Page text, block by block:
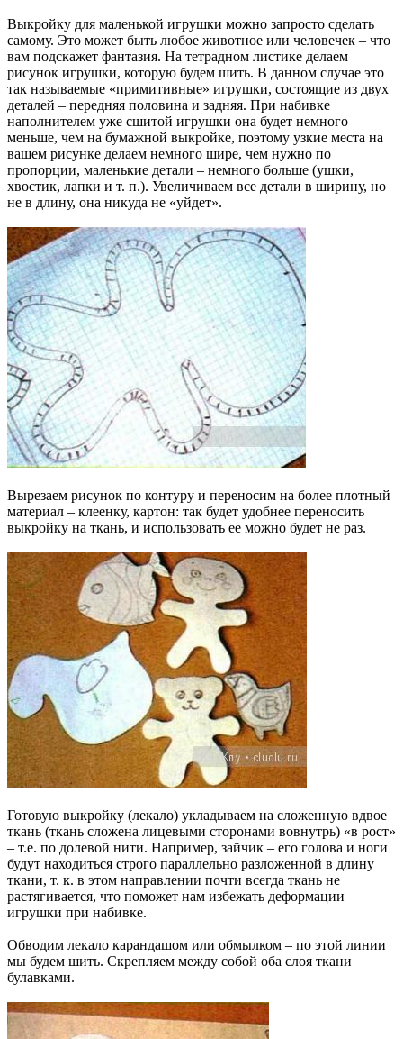
Выкройку для маленькой игрушки можно запросто сделать
самому. Это может быть любое животное или человечек – что
вам подскажет фантазия. На тетрадном листике делаем
рисунок игрушки, которую будем шить. В данном случае это
так называемые «примитивные» игрушки, состоящие из двух
деталей – передняя половина и задняя. При набивке
наполнителем уже сшитой игрушки она будет немного
меньше, чем на бумажной выкройке, поэтому узкие места на
вашем рисунке делаем немного шире, чем нужно по
пропорции, маленькие детали – немного больше (ушки,
хвостик, лапки и т. п.). Увеличиваем все детали в ширину, но
не в длину, она никуда не «уйдет».
Вырезаем рисунок по контуру и переносим на более плотный
материал – клеенку, картон: так будет удобнее переносить
выкройку на ткань, и использовать ее можно будет не раз.
Готовую выкройку (лекало) укладываем на сложенную вдвое
ткань (ткань сложена лицевыми сторонами вовнутрь) «в рост»
– т.е. по долевой нити. Например, зайчик – его голова и ноги
будут находиться строго параллельно разложенной в длину
ткани, т. к. в этом направлении почти всегда ткань не
растягивается, что поможет нам избежать деформации
игрушки при набивке.
Обводим лекало карандашом или обмылком – по этой линии
мы будем шить. Скрепляем между собой оба слоя ткани
булавками.